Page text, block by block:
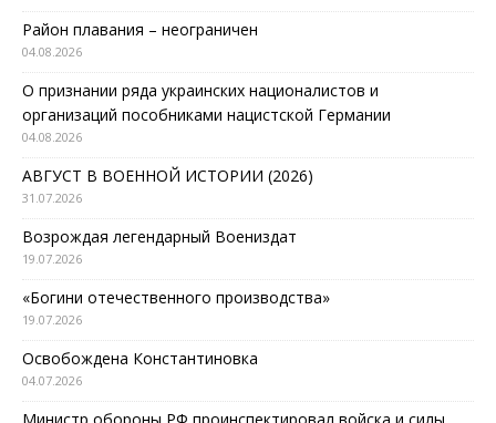
Район плавания – неограничен
04.08.2026
О признании ряда украинских националистов и
организаций пособниками нацистской Германии
04.08.2026
АВГУСТ В ВОЕННОЙ ИСТОРИИ (2026)
31.07.2026
Возрождая легендарный Воениздат
19.07.2026
«Богини отечественного производства»
19.07.2026
Освобождена Константиновка
04.07.2026